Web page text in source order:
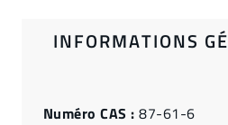
INFORMATIONS
Numéro CAS : 87-61-6